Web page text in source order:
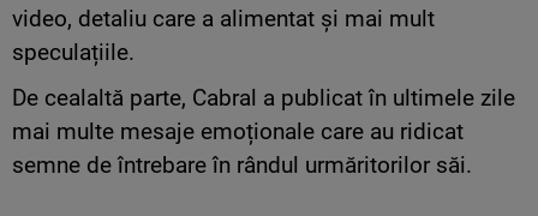
video, detaliu care a alimentat și mai mult
speculațiile.
De cealaltă parte, Cabral a publicat în ultimele zile
mai multe mesaje emoționale care au ridicat
semne de întrebare în rândul urmăritorilor săi.